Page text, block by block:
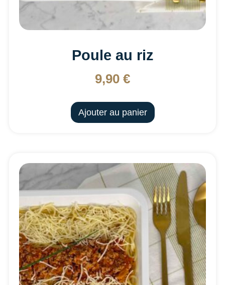
Poule au riz
9,90 €
Ajouter au panier